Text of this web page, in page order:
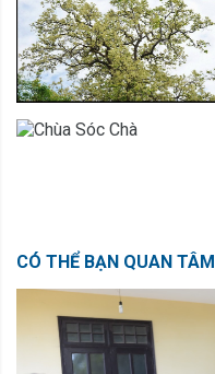
CÓ THỂ BẠN QUAN TÂM